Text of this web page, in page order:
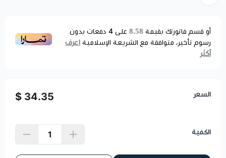
أو قسم فاتورتك بقيمة 8.58 على 4 دفعات بدون
رسوم تأخير، متوافقة مع الشريعة الإسلامية اعرف
أكثر
السعر 34.35 $
الكمية